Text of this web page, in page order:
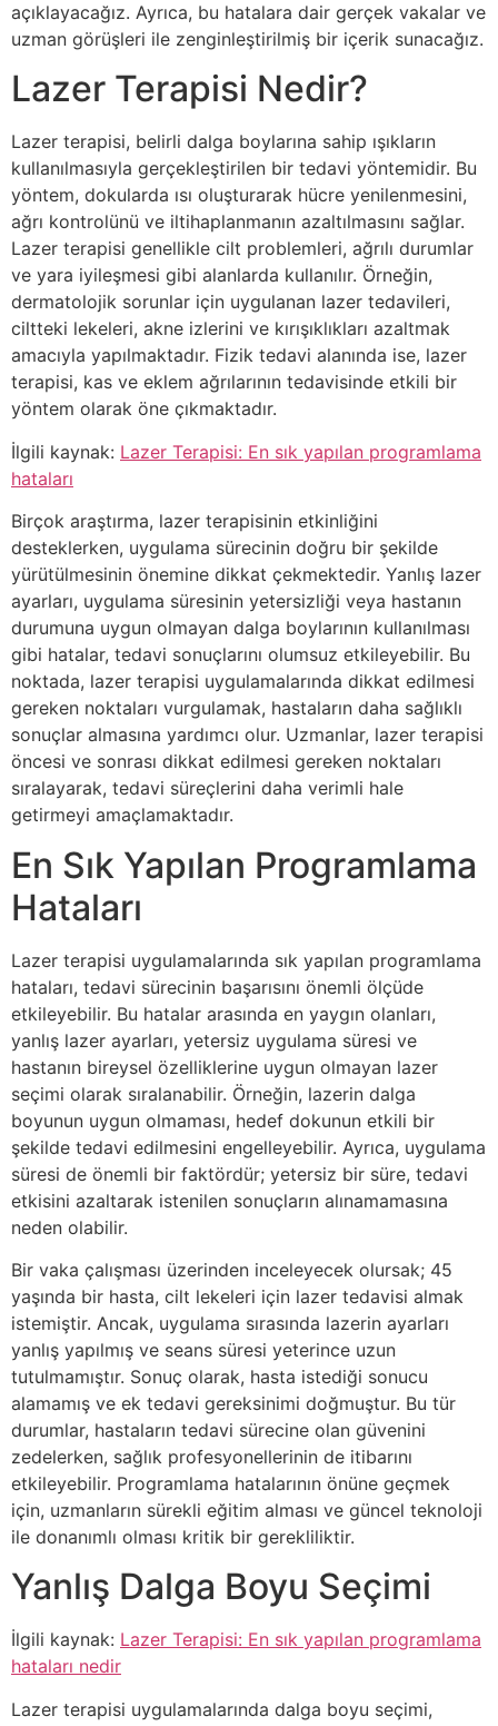
açıklayacağız. Ayrıca, bu hatalara dair gerçek vakalar ve
uzman görüşleri ile zenginleştirilmiş bir içerik sunacağız.
Lazer Terapisi Nedir?
Lazer terapisi, belirli dalga boylarına sahip ışıkların
kullanılmasıyla gerçekleştirilen bir tedavi yöntemidir. Bu
yöntem, dokularda ısı oluşturarak hücre yenilenmesini,
ağrı kontrolünü ve iltihaplanmanın azaltılmasını sağlar.
Lazer terapisi genellikle cilt problemleri, ağrılı durumlar
ve yara iyileşmesi gibi alanlarda kullanılır. Örneğin,
dermatolojik sorunlar için uygulanan lazer tedavileri,
ciltteki lekeleri, akne izlerini ve kırışıklıkları azaltmak
amacıyla yapılmaktadır. Fizik tedavi alanında ise, lazer
terapisi, kas ve eklem ağrılarının tedavisinde etkili bir
yöntem olarak öne çıkmaktadır.
İlgili kaynak: Lazer Terapisi: En sık yapılan programlama
hataları
Birçok araştırma, lazer terapisinin etkinliğini
desteklerken, uygulama sürecinin doğru bir şekilde
yürütülmesinin önemine dikkat çekmektedir. Yanlış lazer
ayarları, uygulama süresinin yetersizliği veya hastanın
durumuna uygun olmayan dalga boylarının kullanılması
gibi hatalar, tedavi sonuçlarını olumsuz etkileyebilir. Bu
noktada, lazer terapisi uygulamalarında dikkat edilmesi
gereken noktaları vurgulamak, hastaların daha sağlıklı
sonuçlar almasına yardımcı olur. Uzmanlar, lazer terapisi
öncesi ve sonrası dikkat edilmesi gereken noktaları
sıralayarak, tedavi süreçlerini daha verimli hale
getirmeyi amaçlamaktadır.
En Sık Yapılan Programlama
Hataları
Lazer terapisi uygulamalarında sık yapılan programlama
hataları, tedavi sürecinin başarısını önemli ölçüde
etkileyebilir. Bu hatalar arasında en yaygın olanları,
yanlış lazer ayarları, yetersiz uygulama süresi ve
hastanın bireysel özelliklerine uygun olmayan lazer
seçimi olarak sıralanabilir. Örneğin, lazerin dalga
boyunun uygun olmaması, hedef dokunun etkili bir
şekilde tedavi edilmesini engelleyebilir. Ayrıca, uygulama
süresi de önemli bir faktördür; yetersiz bir süre, tedavi
etkisini azaltarak istenilen sonuçların alınamamasına
neden olabilir.
Bir vaka çalışması üzerinden inceleyecek olursak; 45
yaşında bir hasta, cilt lekeleri için lazer tedavisi almak
istemiştir. Ancak, uygulama sırasında lazerin ayarları
yanlış yapılmış ve seans süresi yeterince uzun
tutulmamıştır. Sonuç olarak, hasta istediği sonucu
alamamış ve ek tedavi gereksinimi doğmuştur. Bu tür
durumlar, hastaların tedavi sürecine olan güvenini
zedelerken, sağlık profesyonellerinin de itibarını
etkileyebilir. Programlama hatalarının önüne geçmek
için, uzmanların sürekli eğitim alması ve güncel teknoloji
ile donanımlı olması kritik bir gerekliliktir.
Yanlış Dalga Boyu Seçimi
İlgili kaynak: Lazer Terapisi: En sık yapılan programlama
hataları nedir
Lazer terapisi uygulamalarında dalga boyu seçimi,